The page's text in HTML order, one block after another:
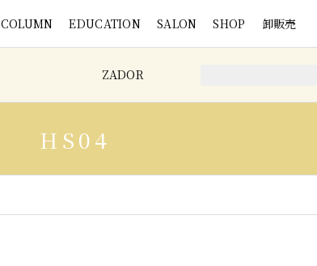
COLUMN EDUCATION SALON SHOP 卸販売
ZADOR
HS04